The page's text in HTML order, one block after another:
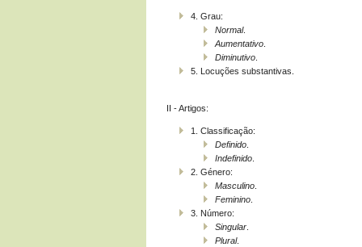
4. Grau:
Normal.
Aumentativo
Diminutivo
5. Locuções substantivas.
II - Artigos:
1. Classificação:
Definido
Indefinido
2. Género:
Masculino
Feminino
3. Número:
Singular
Plural.